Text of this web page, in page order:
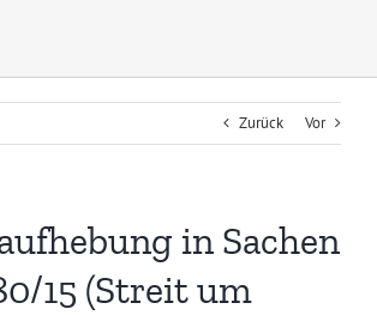
Zurück Vor
in Sachen
15 (Streit um